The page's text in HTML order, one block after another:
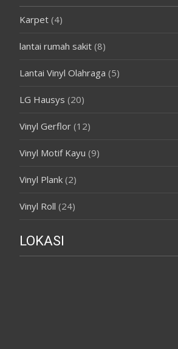
Karpet (4)
lantai rumah sakit (8)
Lantai Vinyl Olahraga (5)
LG Hausys (20)
Vinyl Gerflor (12)
Vinyl Motif Kayu (9)
Vinyl Plank (2)
Vinyl Roll (24)
LOKASI